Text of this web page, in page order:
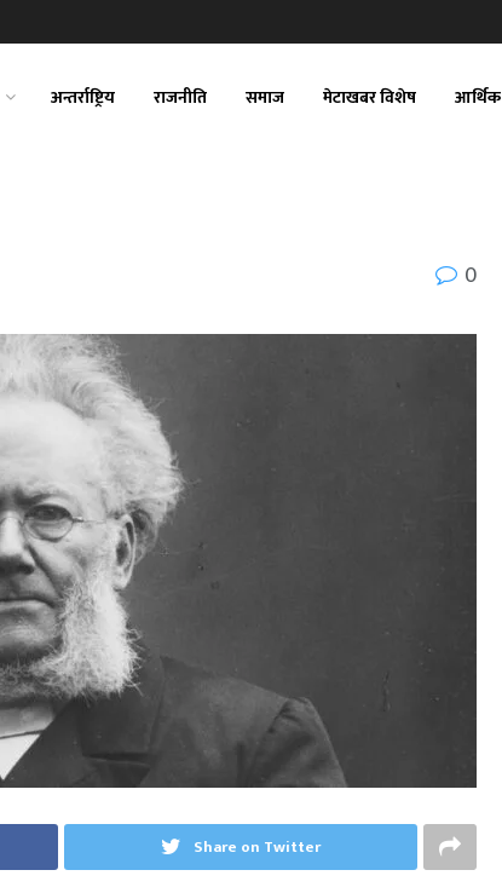
अन्तर्राष्ट्रिय राजनीति समाज मेटाखबर विशेष आर्थिक
0
Share on Twitter